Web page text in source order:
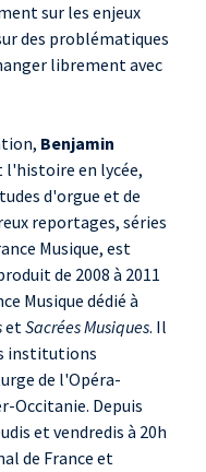
sur les enjeux
des problématiques
librement avec
Benjamin
en lycée,
d'orgue et de
reportages, séries
Musique, est
de 2008 à 2011
Musique dédié à
etSacrées Musiques. Il
institutions
de l'Opéra-
Occitanie. Depuis
et vendredis à 20h
de France et